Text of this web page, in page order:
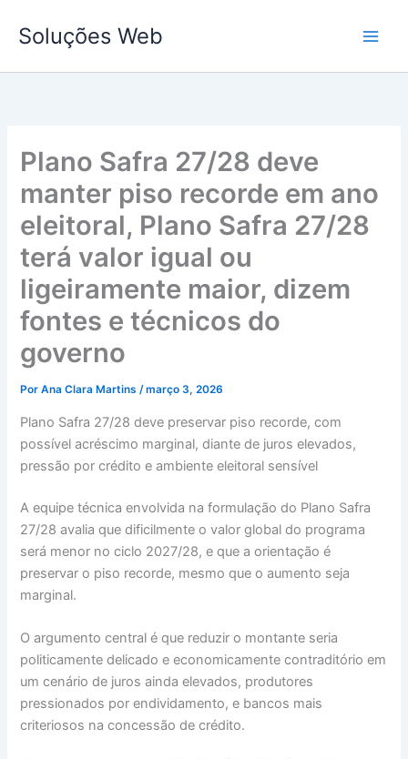
para
conteúdo
Soluções Web
Plano Safra 27/28 deve
manter piso recorde em ano
eleitoral, Plano Safra 27/28
terá valor igual ou
ligeiramente maior, dizem
fontes e técnicos do
governo
PorAna Clara Martins/março 3, 2026
Plano Safra 27/28 deve preservar piso recorde, com
possível acréscimo marginal, diante de juros elevados,
pressão por crédito e ambiente eleitoral sensível
A equipe técnica envolvida na formulação do Plano Safra
27/28 avalia que dificilmente o valor global do programa
será menor no ciclo 2027/28, e que a orientação é
preservar o piso recorde, mesmo que o aumento seja
marginal.
O argumento central é que reduzir o montante seria
politicamente delicado e economicamente contraditório em
um cenário de juros ainda elevados, produtores
pressionados por endividamento, e bancos mais
criteriosos na concessão de crédito.